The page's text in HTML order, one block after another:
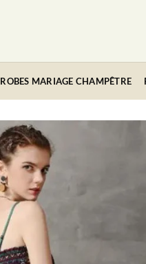
ROBES MARIAGE CHAMPÊTRE